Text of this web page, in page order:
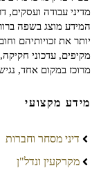
מדיני עבודה ועסקים,
המידע מוצג בשפה
יותר את זכויותיהם
מקיפים, עדכוני
מרוכז במקום אחד,
מידע מקצועי
דיני מסחר וחברות
מקרקעין ונדל"ן